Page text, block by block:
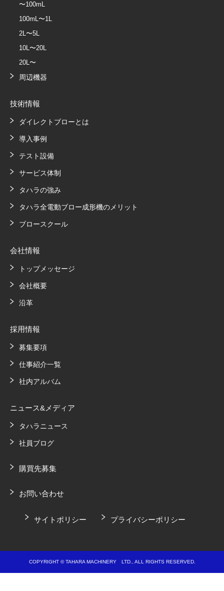
〜100mL
100mL〜1L
2L〜5L
10L〜20L
20L〜
周辺機器
技術情報
ダイレクトブローとは
導入事例
テスト設備
サービス体制
タハラの強み
タハラ全電動ブロー成形機のメリット
ブロースクール
会社情報
トップメッセージ
会社概要
沿革
採用情報
募集要項
仕事紹介一覧
社内アルバム
ニュース&メディア
タハラニュース
社員ブログ
購買先募集
お問い合わせ
サイトポリシー プライバシーポリシー
COPYRIGHT © TAHARA MACHINERY LTD., ALL RIGHTS RESERVED.